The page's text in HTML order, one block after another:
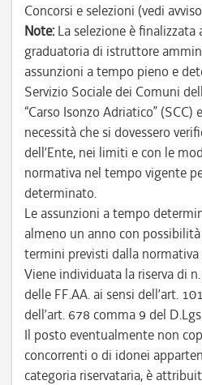
Concorsi e selezioni (vedi
Note: La selezione è
graduatoria di istruttore
assunzioni a tempo pieno e
Servizio Sociale dei Comuni
“Carso Isonzo Adriatico”
necessità che si dovessero
dell’Ente, nei limiti e con le
normativa nel tempo vigente
determinato.
Le assunzioni a tempo
almeno un anno con
termini previsti dalla normativa
Viene individuata la riserva di
delle FF.AA. ai sensi dell’art.
dell’art. 678 comma 9 del
Il posto eventualmente non
concorrenti o di idonei
categoria riservataria, è